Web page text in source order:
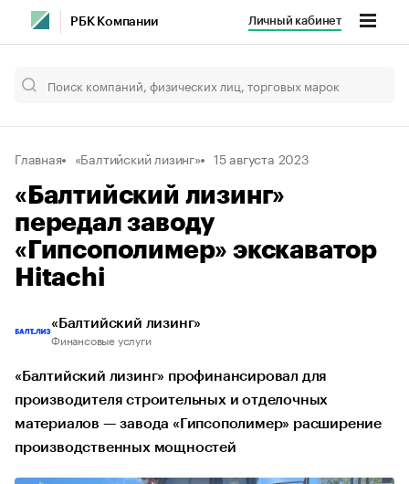
РБК Компании Личный кабинет
Главная «Балтийский лизинг» 15 августа 2023
«Балтийский лизинг»
передал заводу
«Гипсополимер» экскаватор
Hitachi
«Балтийский лизинг»
Финансовые услуги
«Балтийский лизинг» профинансировал для
производителя строительных и отделочных
материалов — завода «Гипсополимер» расширение
производственных мощностей